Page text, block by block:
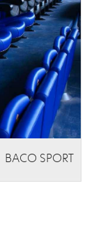
BACO SPORT